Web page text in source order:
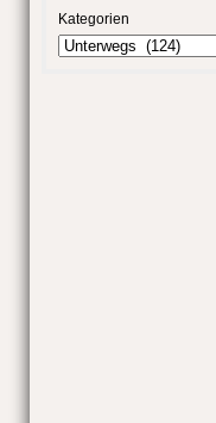
Kategorien